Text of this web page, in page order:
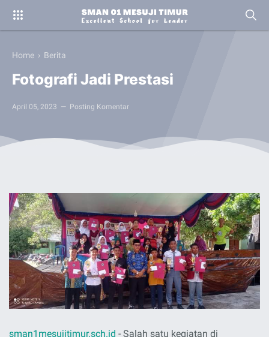
Home › Berita
Fotografi Jadi Prestasi
April 05, 2023 Posting Komentar
sman1mesujitimur.sch.id - Salah satu kegiatan di